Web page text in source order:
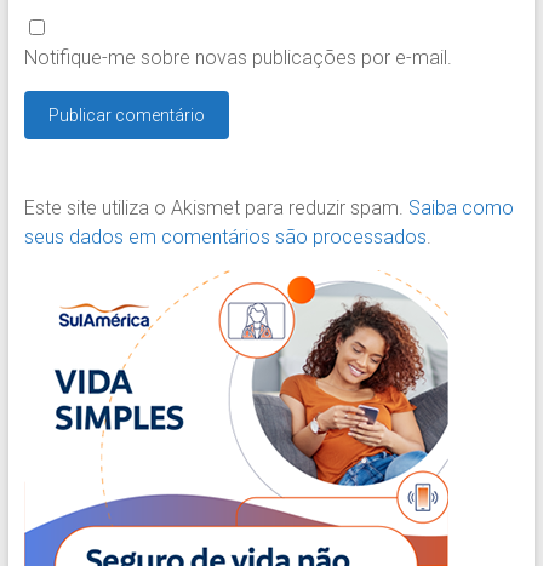
Notifique-me sobre novas publicações por e-mail.
Este site utiliza o Akismet para reduzir spam. Saiba como
seus dados em comentários são processados